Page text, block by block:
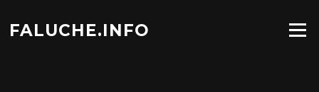
contenu
FALUCHE.INFO Menu